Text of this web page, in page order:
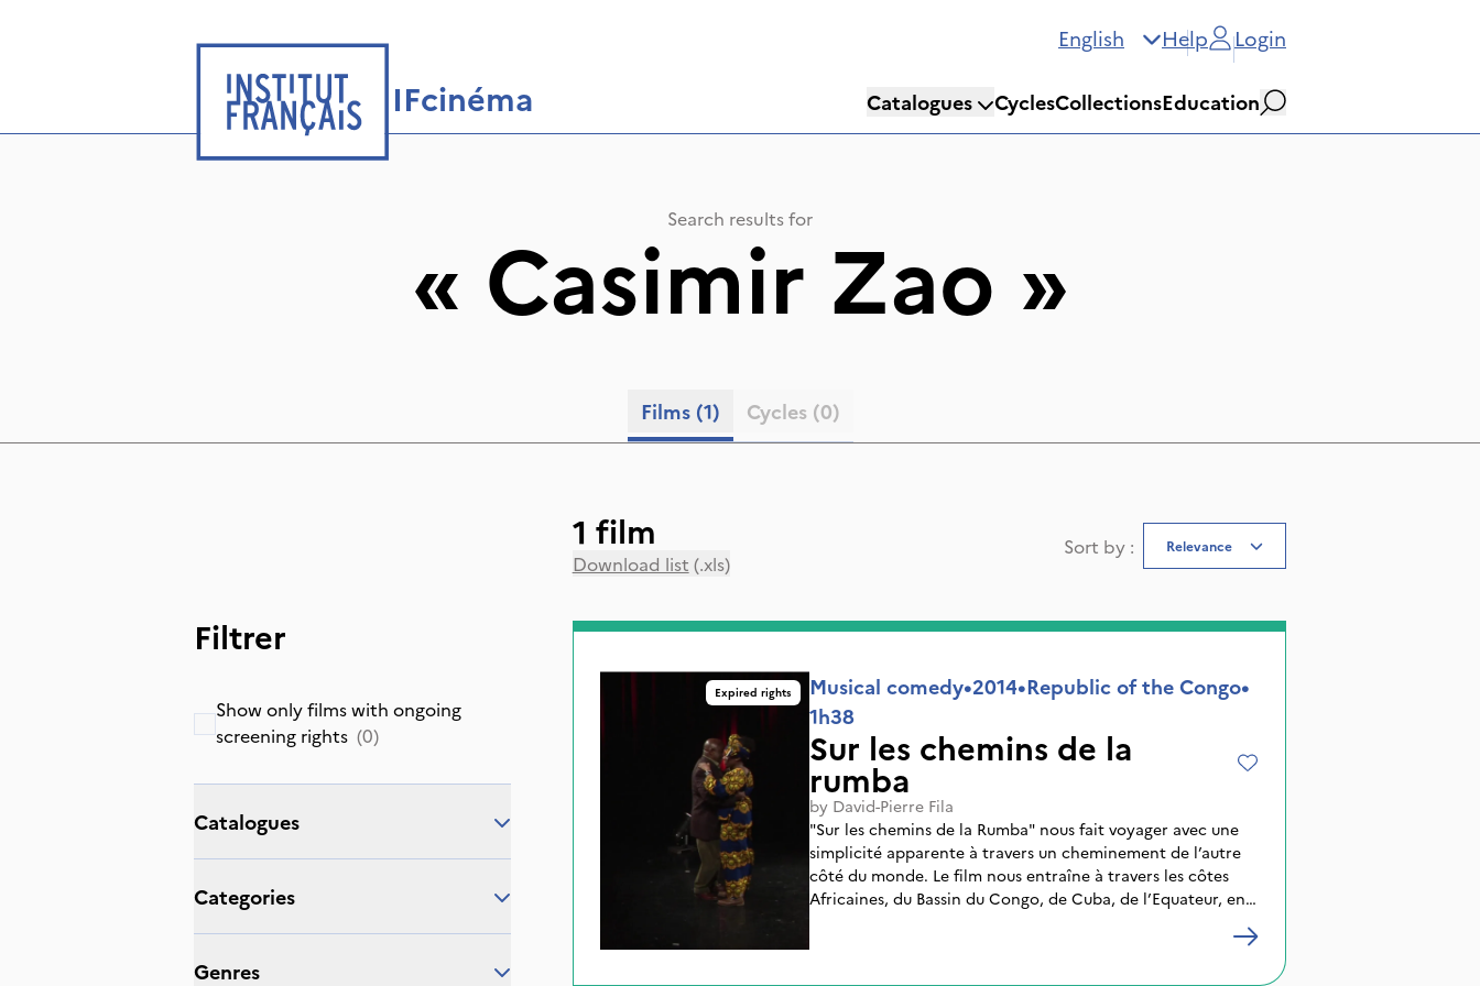
English Help Login
IFcinéma Catalogues CyclesCollectionsEducation
Search
Search results for
« Casimir Zao »
Films (1) Cycles (0)
Filtrer
Show only films with ongoing
screening rights (0)
Catalogues
Categories
Genres
1 film
Download list (.xls)
Sort by : Relevance
Expired rights Musical comedy•2014•Republic of the Congo•
1h38
Sur les chemins de la
rumba
by David-Pierre Fila
"Sur les chemins de la Rumba" nous fait voyager avec une
simplicité apparente à travers un cheminement de l’autre
côté du monde. Le film nous entraîne à travers les côtes
Africaines, du Bassin du Congo, de Cuba, de l’Equateur, en
toutes désireuses de fondre l’essence de cet art musical